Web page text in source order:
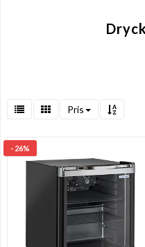
Pris
- 26%